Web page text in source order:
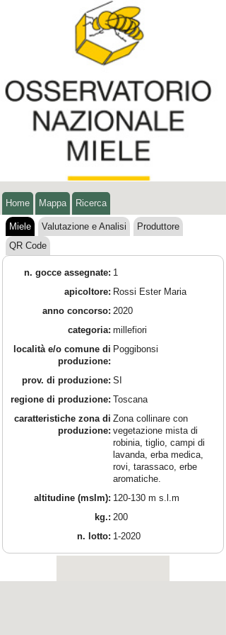
Home Mappa Ricerca
Miele Valutazione e Analisi
Produttore
QR Code
n. gocce assegnate: 1
apicoltore: Rossi Ester Maria
anno concorso: 2020
categoria: millefiori
località e/o comune di
produzione:
Poggibonsi
prov. di produzione: SI
regione di produzione: Toscana
caratteristiche zona di
produzione:
Zona collinare con
vegetazione mista di
robinia, tiglio, campi di
lavanda, erba medica,
rovi, tarassaco, erbe
aromatiche.
altitudine (mslm): 120-130 m s.l.m
kg.: 200
n. lotto: 1-2020